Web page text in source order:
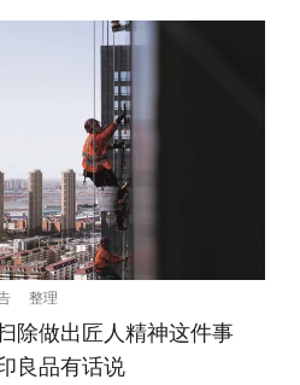
整理
除做出匠人精神这件事
良品有话说